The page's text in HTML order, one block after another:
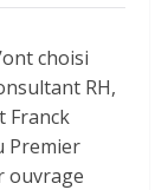
choisi
RH,
Franck
Premier
ouvrage